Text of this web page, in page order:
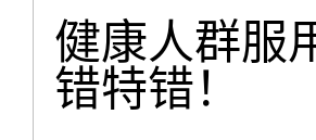
健康人群服
错特错！